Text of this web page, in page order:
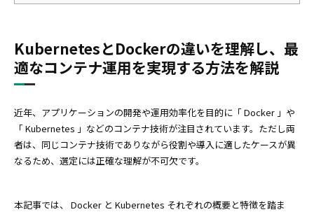
KubernetesとDockerの違いを理解し、最
適なコンテナ運用を実現する方法を解説
近年、アプリケーションの開発や運用効率化を目的に「 Docker 」や
「 Kubernetes 」などのコンテナ技術が注目されています。ただし両
者は、同じコンテナ技術でありながら役割や導入に適したケースが異
なるため、選定には正確な理解が不可欠です。
本記事では、 Docker と Kubernetes それぞれの概要と特徴を踏ま